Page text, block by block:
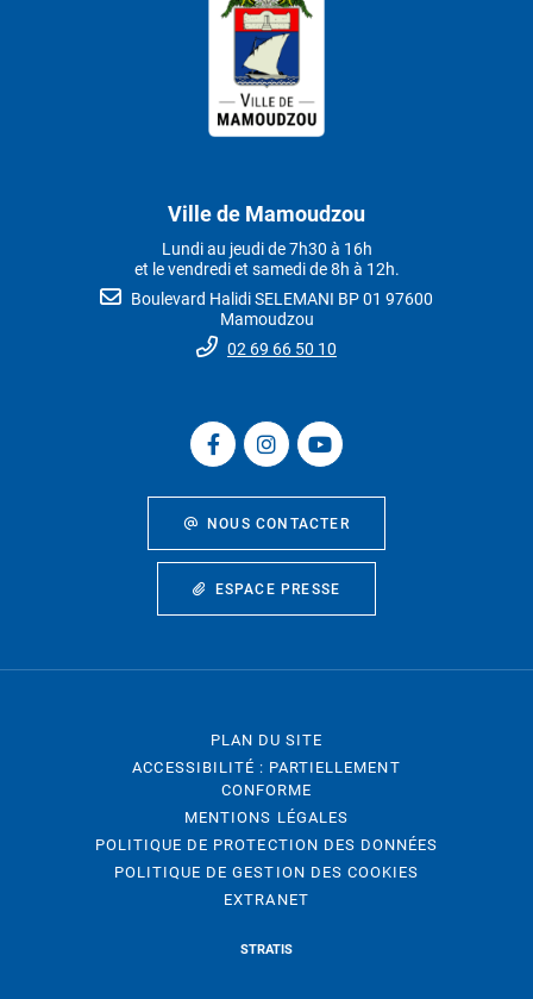
Ville de Mamoudzou
Lundi au jeudi de 7h30 à 16h
et le vendredi et samedi de 8h à 12h.
Boulevard Halidi SELEMANI BP 01 97600
Mamoudzou
02 69 66 50 10
NOUS CONTACTER
ESPACE PRESSE
PLAN DU SITE
ACCESSIBILITÉ : PARTIELLEMENT
CONFORME
MENTIONS LÉGALES
POLITIQUE DE PROTECTION DES DONNÉES
POLITIQUE DE GESTION DES COOKIES
EXTRANET
STRATIS